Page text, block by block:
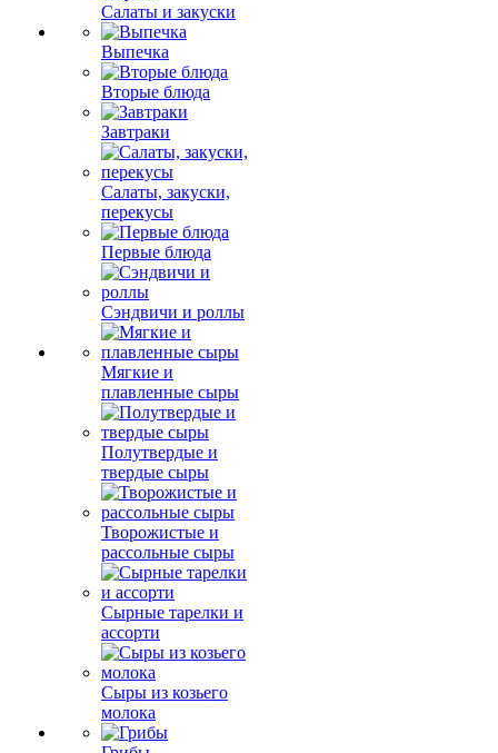
Салаты и закуски
Выпечка
Вторые блюда
Завтраки
Салаты, закуски,
перекусы
Первые блюда
Сэндвичи и роллы
Мягкие и
плавленные сыры
Полутвердые и
твердые сыры
Творожистые и
рассольные сыры
Сырные тарелки и
ассорти
Сыры из козьего
молока